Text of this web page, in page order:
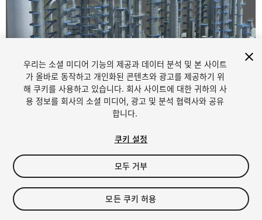
1 11
$30
우리는 소셜 미디어 기능의 제공과 데이터 분석 및 본 사이트
가 올바로 동작하고 개인화된 콘텐츠와 광고를 제공하기 위
해 쿠키를 사용하고 있습니다. 회사 사이트에 대한 귀하의 사
용 정보를 회사의 소셜 미디어, 광고 및 분석 협력사와 공유
합니다.
쿠키 설정
모두 거부
모든 쿠키 허용